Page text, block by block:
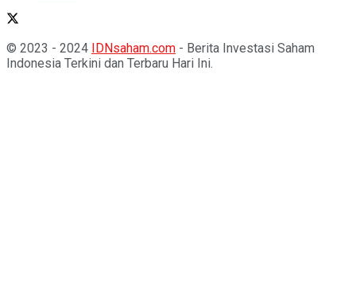
© 2023 - 2024 IDNsaham.com - Berita Investasi Saham
Indonesia Terkini dan Terbaru Hari Ini.